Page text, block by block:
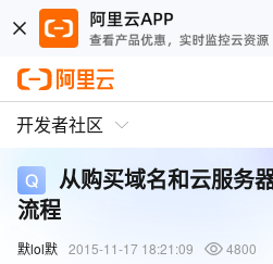
开发者社区
从购买域名和云服务
流程
默lol默 2015-11-17 18:21:09
4800